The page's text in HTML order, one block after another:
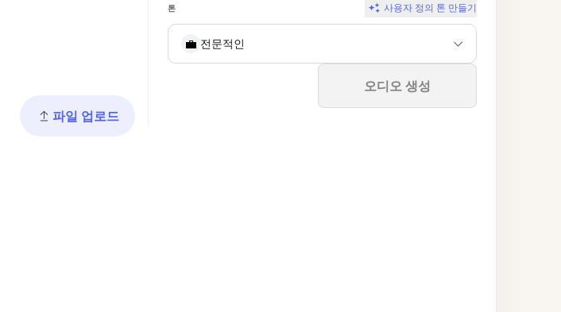
파일 업로드
톤 사용자 정의 톤 만들기
💼 전문적인
오디오 생성
중지